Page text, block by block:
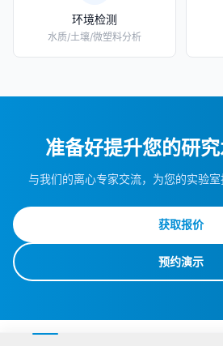
环境检测
水质/土壤/微塑料分析
准备好提升您的研究
与我们的离心专家交流，为您的实验
获取报价
预约演示